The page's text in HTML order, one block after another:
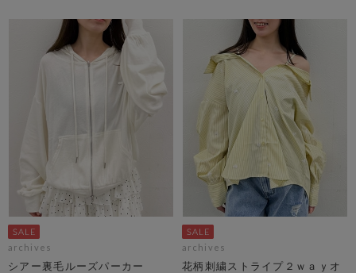
archives
シアー裏毛ルーズパーカー
archives
花柄刺繍ストライプ２ｗａｙオ